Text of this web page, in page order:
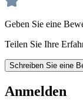
Geben Sie eine
Teilen Sie Ihre
Schreiben Sie eine
Anmelden